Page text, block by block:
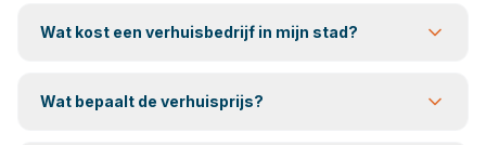
Wat kost een verhuisbedrijf in mijn stad?
Wat bepaalt de verhuisprijs?